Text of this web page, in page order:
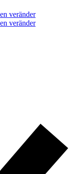
veränder
veränder